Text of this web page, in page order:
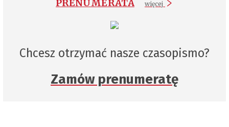
PRENUMERATA więcej
Chcesz otrzymać nasze czasopismo?
Zamów prenumeratę